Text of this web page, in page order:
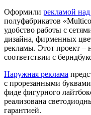
Оформили рекламой
полуфабрикатов
удобство работы с
дизайна, фирменных
рекламы. Этот проект –
соответствии с
Наружная реклама
с прорезанными
фиде фигурного
реализована
гарантией.